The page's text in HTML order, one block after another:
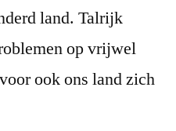
land. Talrijk
op vrijwel
ook ons land zich